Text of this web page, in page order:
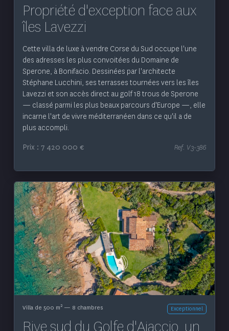
Propriété d'exception face aux
îles Lavezzi
Cette villa de luxe à vendre Corse du Sud occupe l'une
des adresses les plus convoitées du Domaine de
Sperone, à Bonifacio. Dessinées par l'architecte
Stéphane Lucchini, ses terrasses tournées vers les îles
Lavezzi et son accès direct au golf 18 trous de Sperone
— classé parmi les plus beaux parcours d'Europe —, elle
incarne l'art de vivre méditerranéen dans ce qu'il a de
plus accompli.
Prix : 7 420 000 €
Ref. V3-386
Voir le bien
Villa de 500 m2— 8 chambres Exceptionnel
Rive sud du Golfe d'Ajaccio, un